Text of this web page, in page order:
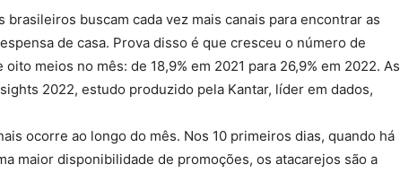
brasileiros buscam cada vez mais canais para encontrar as
de casa. Prova disso é que cresceu o número de
meios no mês: de 18,9% em 2021 para 26,9% em 2022. As
2022, estudo produzido pela Kantar, líder em dados,
ocorre ao longo do mês. Nos 10 primeiros dias, quando há
maior disponibilidade de promoções, os atacarejos são a